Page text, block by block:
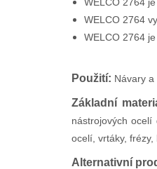
WELCO 2764
WELCO 2764
Použití: Návary a
Základní
nástrojových
ocelí, vrtáky, frézy,
Alternativní